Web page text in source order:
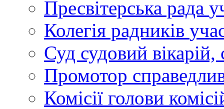
Пресвітерська рада
Колегія радників
Суд судовий вікарій,
Промотор
Комісії голови